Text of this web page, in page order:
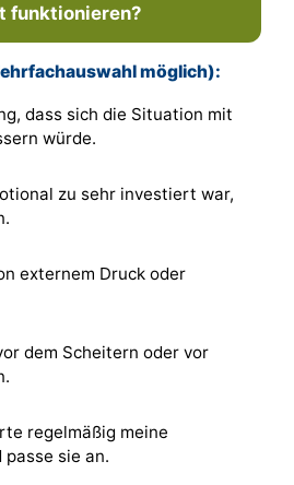
funktionieren?
lassen möglich):
dass sich die Situation mit
würde.
zu sehr investiert war,
externem Druck oder
dem Scheitern oder vor
regelmäßig meine
sie an.